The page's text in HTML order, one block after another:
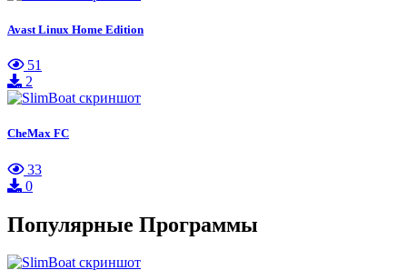
Avast Linux Home Edition
51
2
CheMax FC
33
0
Популярные Программы